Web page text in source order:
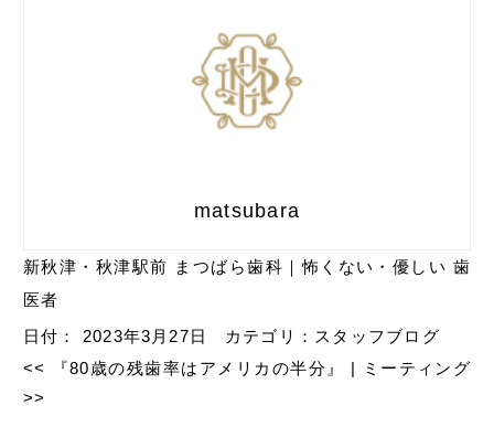
matsubara
新秋津・秋津駅前 まつばら歯科｜怖くない・優しい 歯
医者
日付： 2023年3月27日 カテゴリ： スタッフブログ
<<
『80歳の残歯率はアメリカの半分』 |
ミーティング
>>